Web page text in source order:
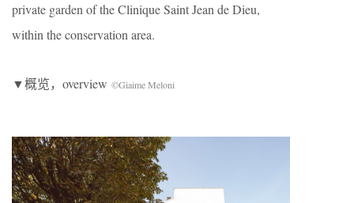
private garden of the Clinique Saint Jean de Dieu,
within the conservation area.
▼概览，overview ©Giaime Meloni